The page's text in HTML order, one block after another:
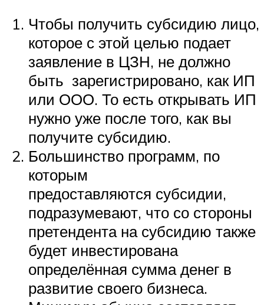
Чтобы получить субсидию лицо,
которое с этой целью подает
заявление в ЦЗН, не должно
быть зарегистрировано, как ИП
или ООО. То есть открывать ИП
нужно уже после того, как вы
получите субсидию.
Большинство программ, по
которым
предоставляются субсидии,
подразумевают, что со стороны
претендента на субсидию также
будет инвестирована
определённая сумма денег в
развитие своего бизнеса.